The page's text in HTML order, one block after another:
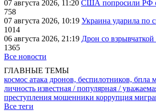
07 августа 2026, 11:20 США попросили РФ
758
07 августа 2026, 10:19 Украина ударила по
1014
06 августа 2026, 21:19 Дрон со
1365
Все новости
ГЛАВНЫЕ ТЕМЫ
космос атака дронов, беспилотников, бпла
личность известная / популярная /
преступления мошенники коррупция
Все теги